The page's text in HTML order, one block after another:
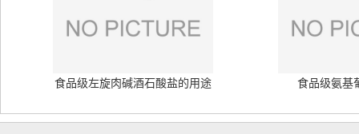
食品级左旋肉碱酒石酸盐的用途 食品级氨基